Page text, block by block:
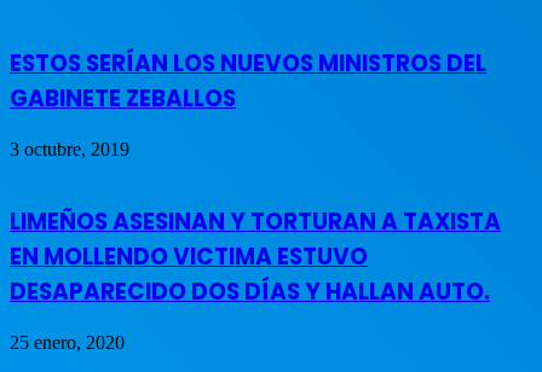
ESTOS SERÍAN LOS NUEVOS MINISTROS DEL
GABINETE ZEBALLOS
3 octubre, 2019
LIMEÑOS ASESINAN Y TORTURAN A TAXISTA
EN MOLLENDO VICTIMA ESTUVO
DESAPARECIDO DOS DÍAS Y HALLAN AUTO.
25 enero, 2020